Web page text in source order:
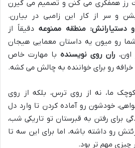
رز همفکری می کنن و تصمیم می گیرن
و سر از کار این زامبی در بیارن.
دستیارانش: منطقه ممنوعه دقیقاً از
رو میون یه داستان معمایی هیجان
ران روی نویسنده با مهارت خاص
رو برای خواننده به چالش می کشه.
کوچک ما، نه از روی ترس، بلکه از روی
خودشون رو آماده کردن تا وارد دل
برای رفتن به قبرستان تو تاریکی شب،
رو داشته باشه، اما برای این سه تا
مهم تر بود.